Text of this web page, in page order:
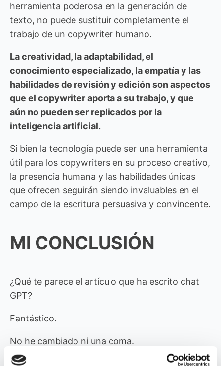
herramienta poderosa en la generación de
texto, no puede sustituir completamente el
trabajo de un copywriter humano.
La creatividad, la adaptabilidad, el
conocimiento especializado, la empatía y las
habilidades de revisión y edición son aspectos
que el copywriter aporta a su trabajo, y que
aún no pueden ser replicados por la
inteligencia artificial.
Si bien la tecnología puede ser una herramienta
útil para los copywriters en su proceso creativo,
la presencia humana y las habilidades únicas
que ofrecen seguirán siendo invaluables en el
campo de la escritura persuasiva y convincente.
MI CONCLUSIÓN
¿Qué te parece el artículo que ha escrito chat
GPT?
Fantástico.
No he cambiado ni una coma.